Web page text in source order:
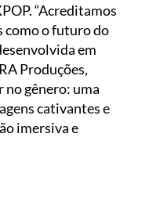
“Acreditamos
como o futuro do
em
Produções,
no gênero: uma
cativantes e
imersiva e